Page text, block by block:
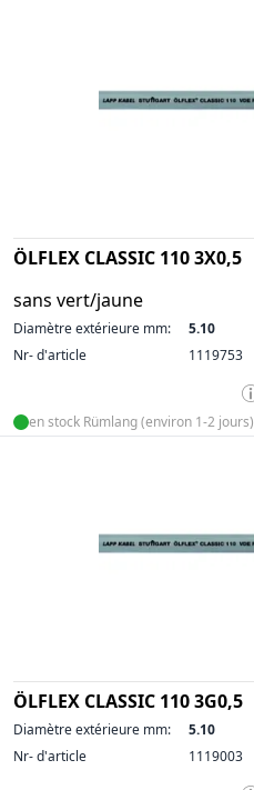
ÖLFLEX CLASSIC 110 3X0,5
sans vert/jaune
Diamètre extérieure mm:
5.10
Nr- d'article
1119753
en stock Rümlang (environ 1-2 jours)
ÖLFLEX CLASSIC 110 3G0,5
Diamètre extérieure mm:
5.10
Nr- d'article
1119003